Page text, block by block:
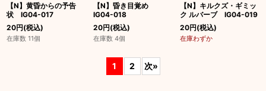
【N】黄昏からの予告
状 IG04-017
20円(税込)
在庫数 11個
【N】昏き目覚め
IG04-018
20円(税込)
在庫数 4個
【N】キルクズ・ギミッ
ク ルバーブ IG04-019
20円(税込)
在庫わずか
1 2 次»